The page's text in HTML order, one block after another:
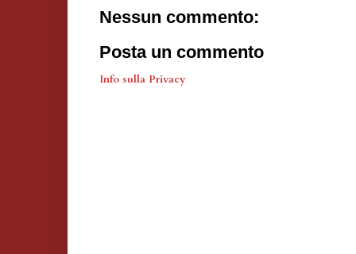
Nessun commento:
Posta un commento
Info sulla Privacy